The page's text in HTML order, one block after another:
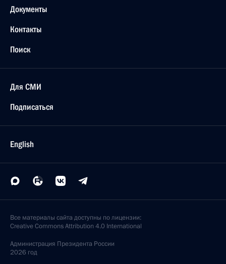
Документы
Контакты
Поиск
Для СМИ
Подписаться
English
Все материалы сайта доступны по лицензии:
Creative Commons Attribution 4.0 International
Администрация Президента России
2026 год